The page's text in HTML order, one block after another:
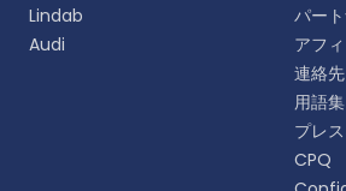
Lindab
Audi
パー
アフ
連絡先
用語集
プレ
CPQ